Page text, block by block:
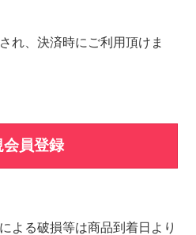
れ、決済時にご利用頂けま
会員登録
よる破損等は商品到着日より